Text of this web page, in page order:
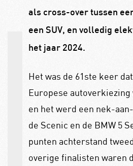
als cross-over tussen
een SUV, en volledig
het jaar 2024.
Het was de 61ste keer
Europese
en het werd een nek-
de Scenic en de BMW 5
punten achterstand
overige finalisten waren